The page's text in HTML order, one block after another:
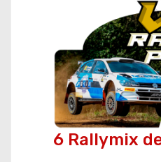
6 Rallymix